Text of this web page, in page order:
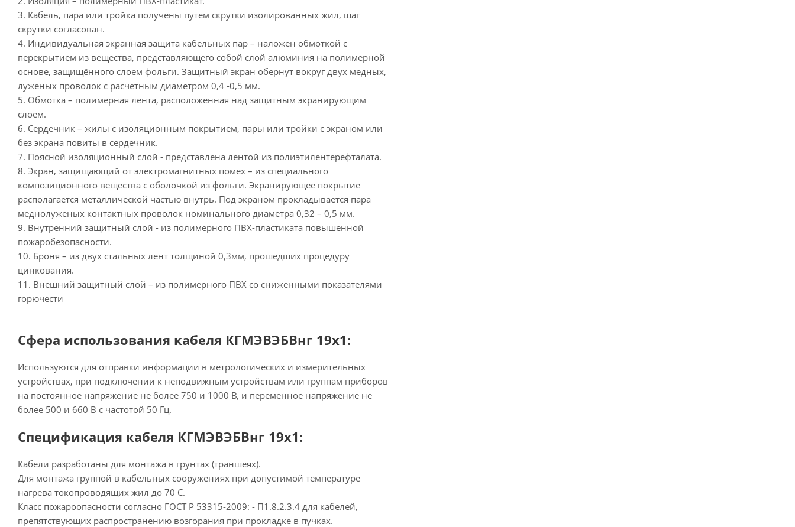
3. Кабель, пара или тройка получены путем скрутки изолированных жил, шаг
скрутки согласован.
4. Индивидуальная экранная защита кабельных пар – наложен обмоткой с
перекрытием из вещества, представляющего собой слой алюминия на полимерной
основе, защищённого слоем фольги. Защитный экран обернут вокруг двух медных,
луженых проволок с расчетным диаметром 0,4 -0,5 мм.
5. Обмотка – полимерная лента, расположенная над защитным экранирующим
слоем.
6. Сердечник – жилы с изоляционным покрытием, пары или тройки с экраном или
без экрана повиты в сердечник.
7. Поясной изоляционный слой - представлена лентой из полиэтилентерефталата.
8. Экран, защищающий от электромагнитных помех – из специального
композиционного вещества с оболочкой из фольги. Экранирующее покрытие
располагается металлической частью внутрь. Под экраном прокладывается пара
меднолуженых контактных проволок номинального диаметра 0,32 – 0,5 мм.
9. Внутренний защитный слой - из полимерного ПВХ-пластиката повышенной
пожаробезопасности.
10. Броня – из двух стальных лент толщиной 0,3мм, прошедших процедуру
цинкования.
11. Внешний защитный слой – из полимерного ПВХ со сниженными показателями
горючести
Сфера использования кабеля КГМЭВЭБВнг 19х1:
Используются для отправки информации в метрологических и измерительных
устройствах, при подключении к неподвижным устройствам или группам приборов
на постоянное напряжение не более 750 и 1000 В, и переменное напряжение не
более 500 и 660 В с частотой 50 Гц.
Спецификация кабеля КГМЭВЭБВнг 19х1:
Кабели разработаны для монтажа в грунтах (траншеях).
Для монтажа группой в кабельных сооружениях при допустимой температуре
нагрева токопроводящих жил до 70 С.
Класс пожароопасности согласно ГОСТ Р 53315-2009: - П1.8.2.3.4 для кабелей,
препятствующих распространению возгорания при прокладке в пучках.